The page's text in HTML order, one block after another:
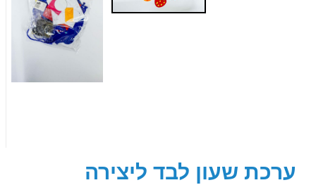
ערכת שעון לבד ליצירה